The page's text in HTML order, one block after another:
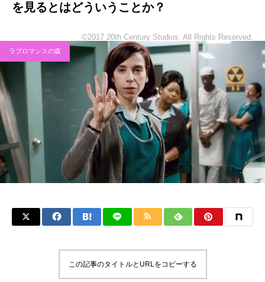
を見るとはどういうことか？
©2017 20th Century Studios. All Rights Reserved.
ラブロマンスの森
この記事のタイトルとURLをコピーする